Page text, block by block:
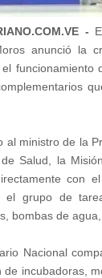
-
anunció la
funcionamiento
al ministro de la
Salud, la
con
el grupo de
bombas de
Nacional
de incubadoras,